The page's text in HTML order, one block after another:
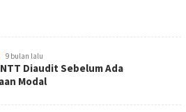
KabarNTT.ID
9 bulan lalu
NTT Diaudit Sebelum Ada
Modal